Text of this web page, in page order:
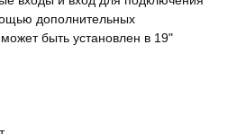
дополнительных
быть установлен в 19"